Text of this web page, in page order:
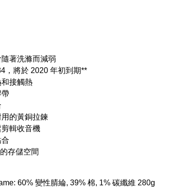
著洗滌而減弱
，將於 2020 年初到期**
接觸熱
帶
的黃銅拉鍊
輯收音機
存儲空間
60% 變性腈綸, 39% 棉, 1% 碳纖維 280g